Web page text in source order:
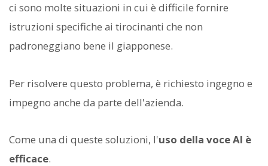
ci sono molte situazioni in cui è difficile fornire
istruzioni specifiche ai tirocinanti che non
padroneggiano bene il giapponese.
Per risolvere questo problema, è richiesto ingegno e
impegno anche da parte dell'azienda.
Come una di queste soluzioni, l'uso della voce AI è
efficace.